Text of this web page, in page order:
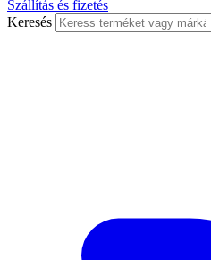
Szállítás és fizetés
Keresés